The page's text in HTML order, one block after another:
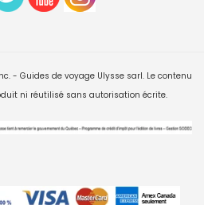
- Guides de voyage Ulysse sarl. Le contenu
ni réutilisé sans autorisation écrite.